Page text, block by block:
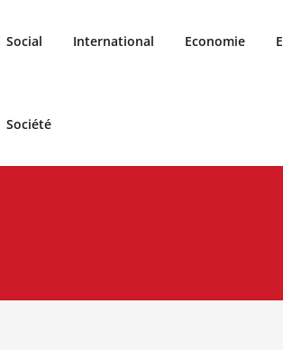
Social International Economie
Société